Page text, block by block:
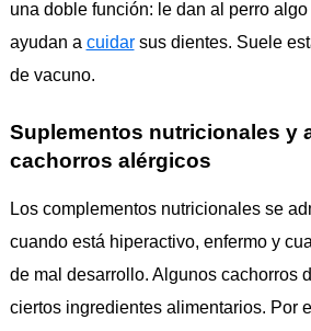
una doble función: le dan al perro
ayudan a cuidarsus dientes. Suele
de vacuno.
Suplementos nutricionales y
cachorros alérgicos
Los complementos nutricionales se
cuando está hiperactivo, enfermo y
de mal desarrollo. Algunos cachorros
ciertos ingredientes alimentarios. Por